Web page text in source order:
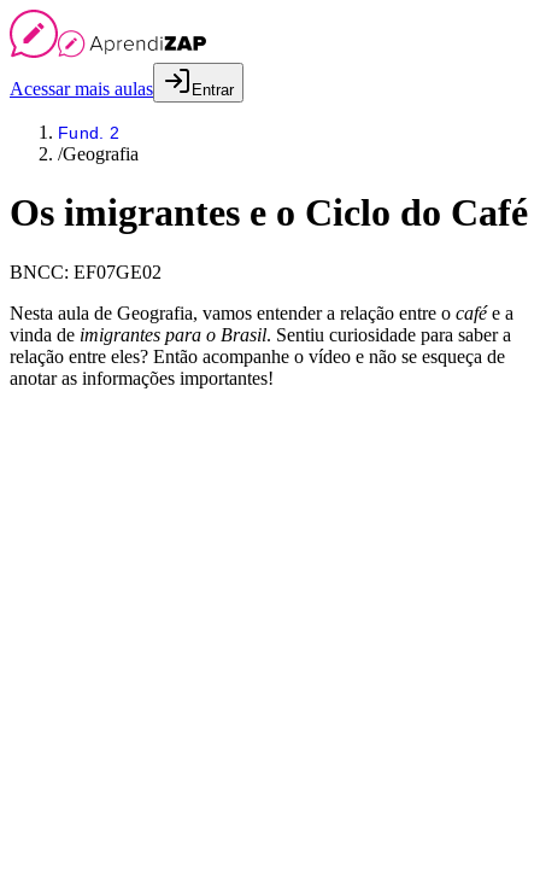
Acessar mais aulas Entrar
Fund. 2
/Geografia
Os imigrantes e o Ciclo do Café
BNCC: EF07GE02
Nesta aula de Geografia, vamos entender a relação entre o cafée a
vinda de imigrantes para o Brasil. Sentiu curiosidade para saber a
relação entre eles? Então acompanhe o vídeo e não se esqueça de
anotar as informações importantes!